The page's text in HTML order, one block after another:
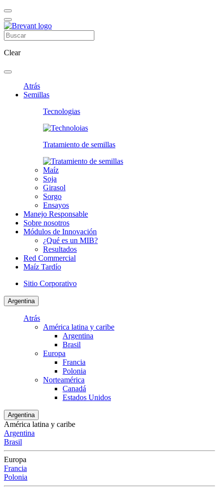
Clear
Atrás
Semillas
Tecnologias
Tratamiento de semillas
Maíz
Soja
Girasol
Sorgo
Ensayos
Manejo Responsable
Sobre nosotros
Módulos de Innovación
¿Qué es un MIB?
Resultados
Red Commercial
Maíz Tardío
Sitio Corporativo
Argentina
Atrás
América latina y caribe
Argentina
Brasil
Europa
Francia
Polonia
Norteamérica
Canadá
Estados Unidos
Argentina
América latina y caribe
Argentina
Brasil
Europa
Francia
Polonia